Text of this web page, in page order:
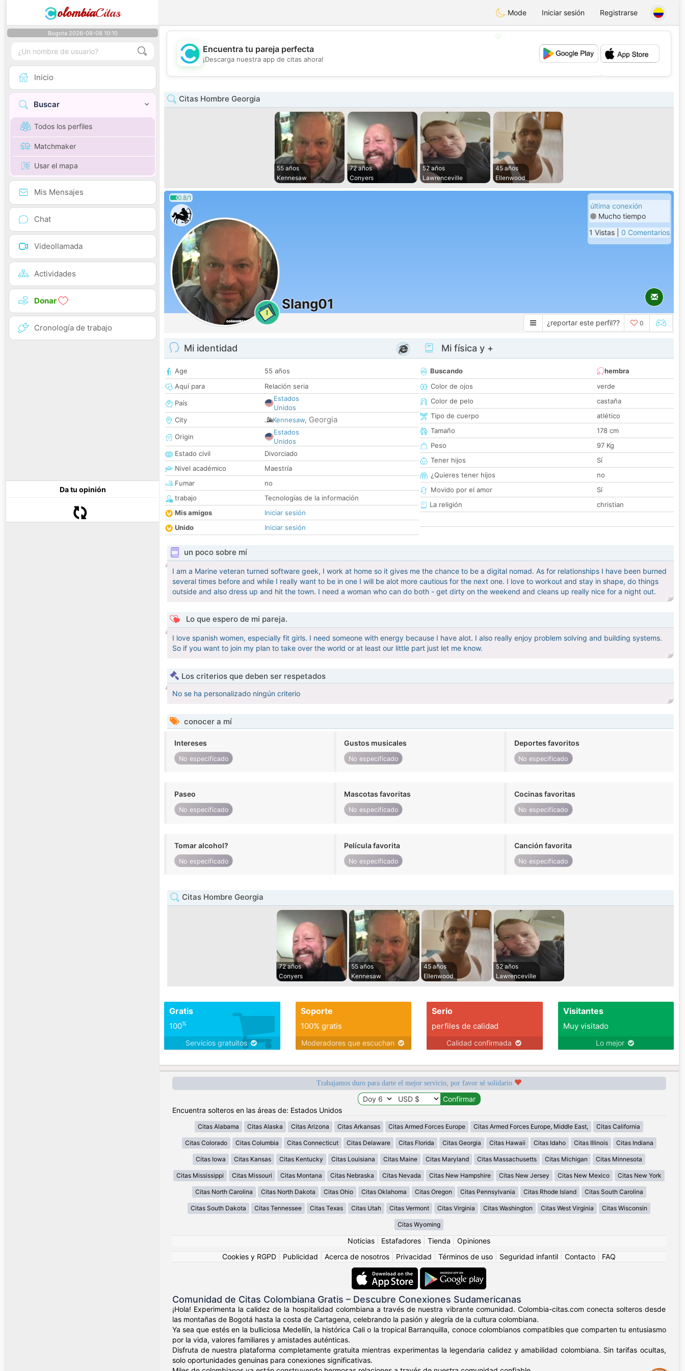
olombiaCitas Mode Iniciar sesión Registrarse
Bogota 2026-08-08 10:10
Inicio
Buscar
Todos los perfiles
Matchmaker
Usar el mapa
Mis Mensajes
Chat
Videollamada
Actividades
Donar
Cronología de trabajo
Da tu opinión
💕
Encuentra tu pareja perfecta
¡Descarga nuestra app de citas ahora!
Citas Hombre Georgia
55 años
Kennesaw
72 años
Conyers
52 años
Lawrenceville
45 años
Ellenwood
0.8/1
1
Slang01
última conexión
Mucho tiempo
1 Vistas | 0 Comentarios
¿reportar este perfil?? 0
Mi identidad
Age
55 años
Aquí para
Relación seria
País
Estados
Unidos
City
Kennesaw, Georgia
Origin
Estados
Unidos
Estado civil
Divorciado
Nivel académico
Maestría
Fumar
no
trabajo
Tecnologías de la información
Mis amigos
Iniciar sesión
Unido
Iniciar sesión
Mi física y +
Buscando
hembra
Color de ojos
verde
Color de pelo
castaña
Tipo de cuerpo
atlético
Tamaño
178 cm
Peso
97 Kg
Tener hijos
Sí
¿Quieres tener hijos
no
Movido por el amor
Sí
La religión
christian
un poco sobre mí
I am a Marine veteran turned software geek, I work at home so it gives me the chance to be a digital nomad. As for relationships I have been burned
several times before and while I really want to be in one I will be alot more cautious for the next one. I love to workout and stay in shape, do things
outside and also dress up and hit the town. I need a woman who can do both - get dirty on the weekend and cleans up really nice for a night out.
Lo que espero de mi pareja.
I love spanish women, especially fit girls. I need someone with energy because I have alot. I also really enjoy problem solving and building systems.
So if you want to join my plan to take over the world or at least our little part just let me know.
Los criterios que deben ser respetados
No se ha personalizado ningún criterio
conocer a mí
Intereses
No especificado
Gustos musicales
No especificado
Deportes favoritos
No especificado
Paseo
No especificado
Mascotas favoritas
No especificado
Cocinas favoritas
No especificado
Tomar alcohol?
No especificado
Película favorita
No especificado
Canción favorita
No especificado
Citas Hombre Georgia
72 años
Conyers
55 años
Kennesaw
45 años
Ellenwood
52 años
Lawrenceville
Gratis
100%
Servicios gratuitos
Soporte
100% gratis
Moderadores que escuchan
Serio
perfiles de calidad
Calidad confirmada
Visitantes
Muy visitado
Lo mejor
Trabajamos duro para darte el mejor servicio, por favor sé solidario
Encuentra solteros en las áreas de: Estados Unidos
Citas Alabama Citas Alaska Citas Arizona Citas Arkansas Citas Armed Forces Europe Citas Armed Forces Europe, Middle East, Citas California
Citas Colorado Citas Columbia Citas Connecticut Citas Delaware Citas Florida Citas Georgia Citas Hawaii Citas Idaho Citas Illinois Citas Indiana
Citas Iowa Citas Kansas Citas Kentucky Citas Louisiana Citas Maine Citas Maryland Citas Massachusetts Citas Michigan Citas Minnesota
Citas Mississippi Citas Missouri Citas Montana Citas Nebraska Citas Nevada Citas New Hampshire Citas New Jersey Citas New Mexico Citas New York
Citas North Carolina Citas North Dakota Citas Ohio Citas Oklahoma Citas Oregon Citas Pennsylvania Citas Rhode Island Citas South Carolina
Citas South Dakota Citas Tennessee Citas Texas Citas Utah Citas Vermont Citas Virginia Citas Washington Citas West Virginia Citas Wisconsin
Citas Wyoming
Noticias Estafadores Tienda
Opiniones
Cookies y RGPD
Publicidad Acerca de nosotros Privacidad Términos de uso Seguridad infantil Contacto FAQ
Comunidad de Citas Colombiana Gratis – Descubre Conexiones Sudamericanas
¡Hola! Experimenta la calidez de la hospitalidad colombiana a través de nuestra vibrante comunidad. Colombia-citas.com conecta solteros desde
las montañas de Bogotá hasta la costa de Cartagena, celebrando la pasión y alegría de la cultura colombiana.
Ya sea que estés en la bulliciosa Medellín, la histórica Cali o la tropical Barranquilla, conoce colombianos compatibles que comparten tu entusiasmo
por la vida, valores familiares y amistades auténticas.
Disfruta de nuestra plataforma completamente gratuita mientras experimentas la legendaria calidez y amabilidad colombiana. Sin tarifas ocultas,
solo oportunidades genuinas para conexiones significativas.